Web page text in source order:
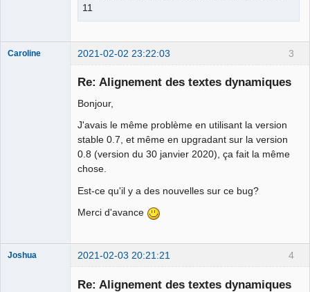
11
3
Caroline 2021-02-02 23:22:03
Re: Alignement des textes dynamiques
Bonjour,
J'avais le même problème en utilisant la version
stable 0.7, et même en upgradant sur la version
0.8 (version du 30 janvier 2020), ça fait la même
chose.
Est-ce qu'il y a des nouvelles sur ce bug?
Merci d'avance
4
Joshua 2021-02-03 20:21:21
Re: Alignement des textes dynamiques